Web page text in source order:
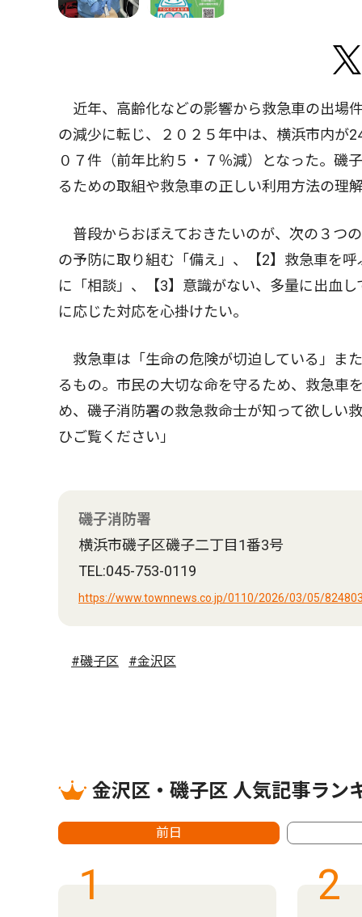
近年、高齢化などの影響から救急車の出場
の減少に転じ、２０２５年中は、横浜市内が
０７件（前年比約５・７％減）となった。磯
るための取組や救急車の正しい利用方法の理
普段からおぼえておきたいのが、次の３つ
の予防に取り組む「備え」、【2】救急車を
に「相談」、【3】意識がない、多量に出血
に応じた対応を心掛けたい。
救急車は「生命の危険が切迫している」ま
るもの。市民の大切な命を守るため、救急車
め、磯子消防署の救急救命士が知って欲しい
ひご覧ください」
磯子消防署
横浜市磯子区磯子二丁目1番3号
TEL:045-753-0119
https://www.townnews.co.jp/0110/2026/03/05/
#磯子区 #金沢区
金沢区・磯子区 人気記事ラン
前日
1 2